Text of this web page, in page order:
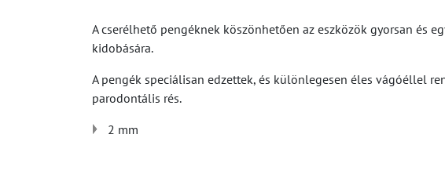
A cserélhető pengéknek köszönhetően az eszközök gyorsan és
kidobására.
A pengék speciálisan edzettek, és különlegesen éles vágóéllel
parodontális rés.
2 mm